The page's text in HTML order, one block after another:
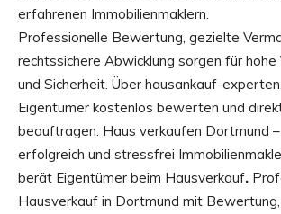
erfahrenen Immobilienmaklern.
Professionelle Bewertung, gezielte
rechtssichere Abwicklung sorgen für
und Sicherheit. Über hausankauf-
Eigentümer kostenlos bewerten und
beauftragen. Haus verkaufen Dortmund –
erfolgreich und stressfrei
berät Eigentümer beim Hausverkauf.
Hausverkauf in Dortmund mit